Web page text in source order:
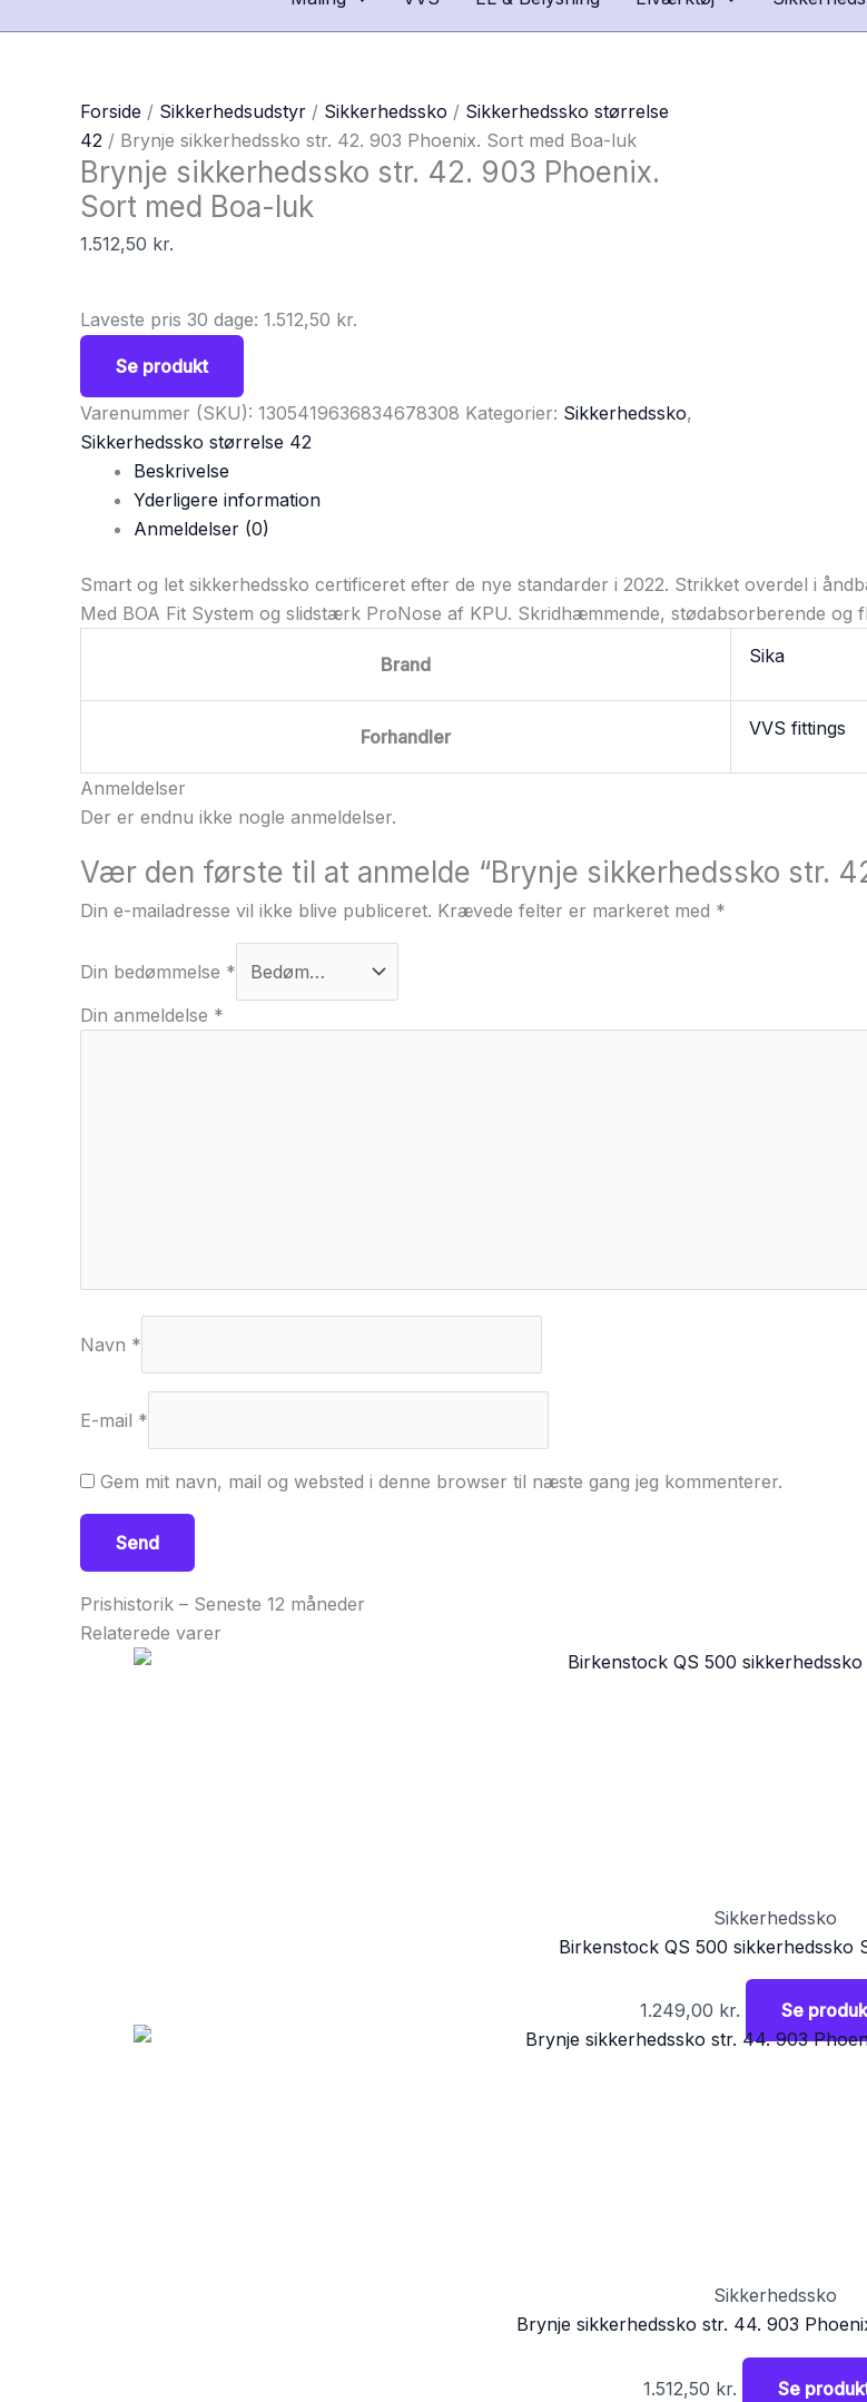
Forside / Sikkerhedsudstyr / Sikkerhedssko / Sikkerhedssko størrelse
42 / Brynje sikkerhedssko str. 42. 903 Phoenix. Sort med Boa-luk
Brynje sikkerhedssko str. 42. 903 Phoenix.
Sort med Boa-luk
1.512,50 kr.
Laveste pris 30 dage: 1.512,50 kr.
Se produkt
Varenummer (SKU): 1305419636834678308 Kategorier: Sikkerhedssko,
Sikkerhedssko størrelse 42
Beskrivelse
Yderligere information
Anmeldelser (0)
Smart og let sikkerhedssko certificeret efter de nye standarder i 2022. Strikket overdel i
Med BOA Fit System og slidstærk ProNose af KPU. Skridhæmmende, stødabsorberende og
Brand Sika
Forhandler VVS fittings
Anmeldelser
Der er endnu ikke nogle anmeldelser.
Vær den første til at anmelde “Brynje sikkerhedssko str.
Din e-mailadresse vil ikke blive publiceret. Krævede felter er markeret med *
Din bedømmelse *
Din anmeldelse *
Navn *
E-mail *
Gem mit navn, mail og websted i denne browser til næste gang jeg kommenterer.
Prishistorik – Seneste 12 måneder
Relaterede varer
Sikkerhedssko
Birkenstock QS 500 sikkerhedssko
1.249,00 kr. Se
Sikkerhedssko
Brynje sikkerhedssko str. 44. 903
1.512,50 kr. Se